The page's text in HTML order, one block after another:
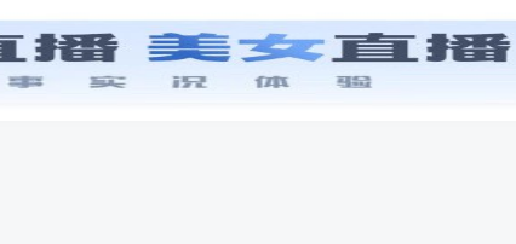
创意 字体 工具
推荐专辑 牛仔裤品牌 (24) 防晒霜品牌 保暖内衣品牌